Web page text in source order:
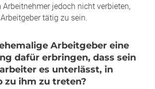
Arbeitnehmer jedoch nicht verbieten,
tätig zu sein.
Arbeitgeber eine
dafür erbringen, dass sein
es unterlässt, in
zu ihm zu treten?